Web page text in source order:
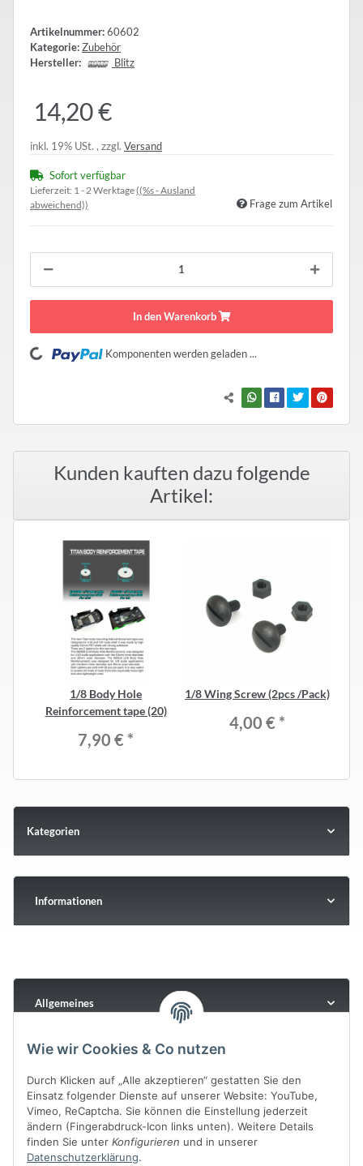
Artikelnummer:60602
Kategorie:Zubehör
Hersteller:
Blitz
14,20 €
inkl. 19% USt. , zzgl. Versand
Sofort verfügbar
Lieferzeit: 1 - 2 Werktage((%s - Ausland
abweichend))
Frage zum Artikel
In den Warenkorb
Loading... Komponenten werden geladen ...
Kunden kauften dazu folgende
Artikel:
1/8 Body Hole
Reinforcement tape (20)
7,90 € *
1/8 Wing Screw (2pcs /Pack)
4,00 € *
Kategorien
Informationen
Allgemeines
Wie wir Cookies & Co nutzen
Durch Klicken auf „Alle akzeptieren“ gestatten Sie den
Einsatz folgender Dienste auf unserer Website: YouTube,
Vimeo, ReCaptcha. Sie können die Einstellung jederzeit
ändern (Fingerabdruck-Icon links unten). Weitere Details
finden Sie unter Konfigurieren und in unserer
Datenschutzerklärung.